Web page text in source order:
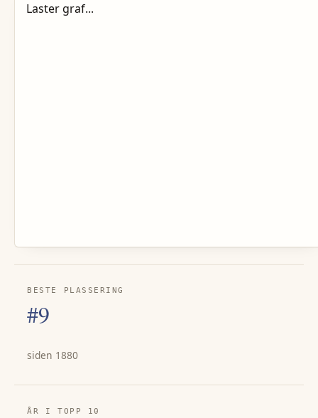
Laster graf...
BESTE PLASSERING
#9
siden 1880
ÅR I TOPP 10